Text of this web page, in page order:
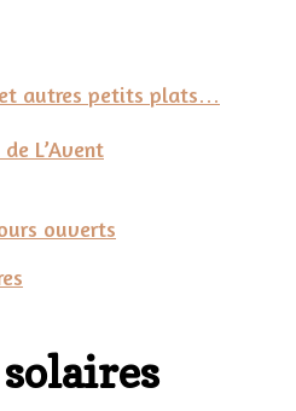
et autres petits plats…
L’Avent
ouverts